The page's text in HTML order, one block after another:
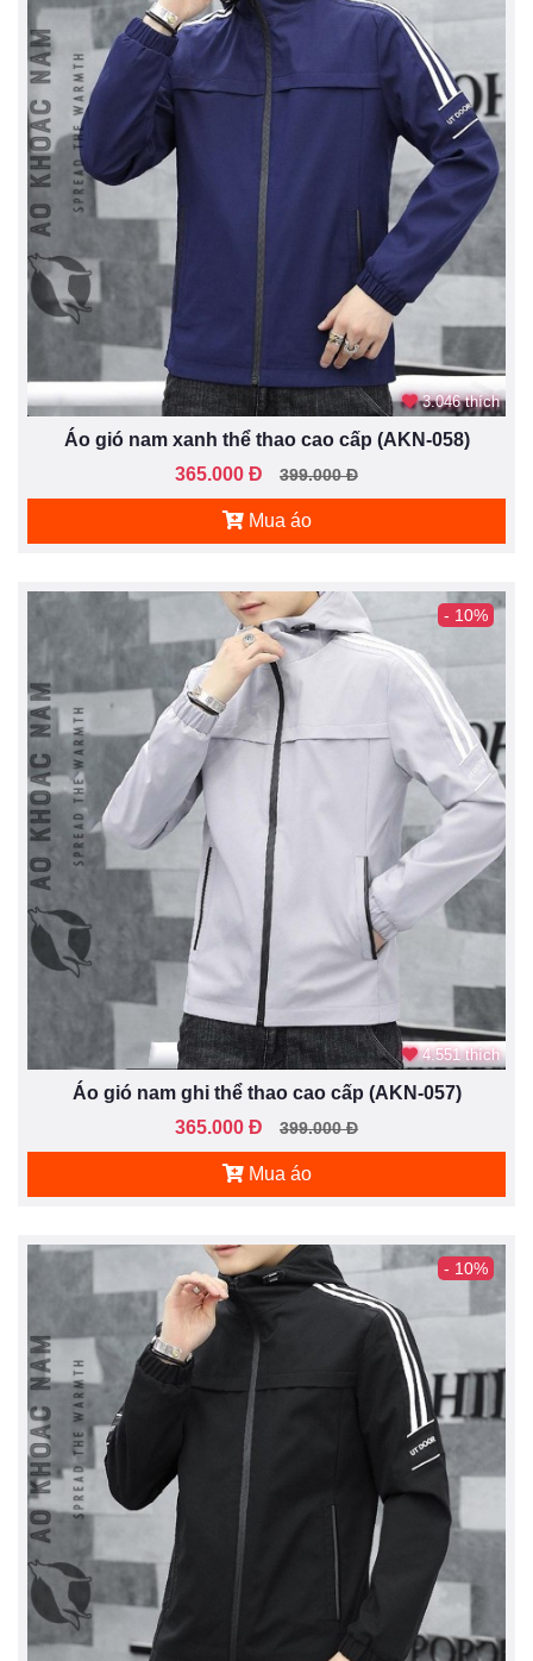
3.046 thích
Áo gió nam xanh thể thao cao cấp (AKN-058)
365.000 Đ
399.000 Đ
Mua áo
- 10%
4.551 thích
Áo gió nam ghi thể thao cao cấp (AKN-057)
365.000 Đ
399.000 Đ
Mua áo
- 10%